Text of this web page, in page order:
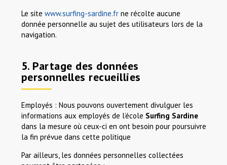
Le site www.surfing-sardine.frne récolte aucune
donnée personnelle au sujet des utilisateurs lors de la
navigation.
5. Partage des données
personnelles recueillies
Employés : Nous pouvons ouvertement divulguer les
informations aux employés de l’école Surfing Sardine
dans la mesure où ceux-ci en ont besoin pour poursuivre
la fin prévue dans cette politique
Par ailleurs, les données personnelles collectées